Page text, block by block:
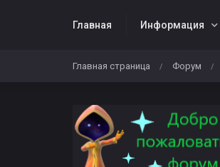
Главная Информация
Главная страница / Форум /